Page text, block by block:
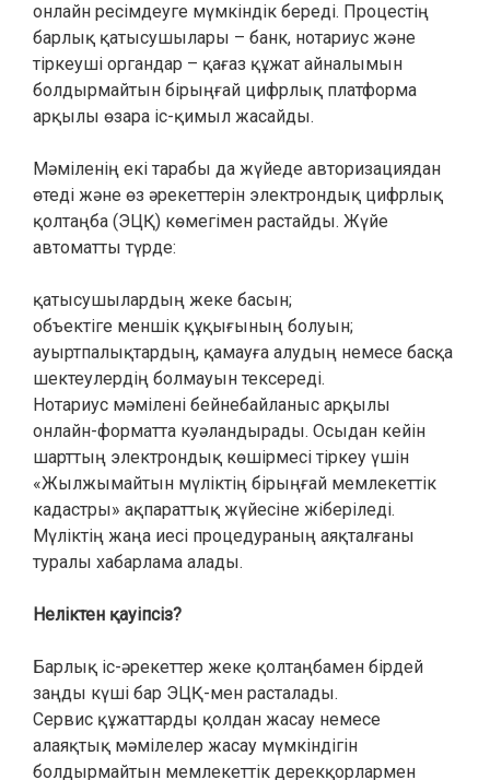
онлайн ресімдеуге мүмкіндік береді. Процестің
барлық қатысушылары – банк, нотариус және
тіркеуші органдар – қағаз құжат айналымын
болдырмайтын бірыңғай цифрлық платформа
арқылы өзара іс-қимыл жасайды.
Мәміленің екі тарабы да жүйеде авторизациядан
өтеді және өз әрекеттерін электрондық цифрлық
қолтаңба (ЭЦҚ) көмегімен растайды. Жүйе
автоматты түрде:
қатысушылардың жеке басын;
объектіге меншік құқығының болуын;
ауыртпалықтардың, қамауға алудың немесе басқа
шектеулердің болмауын тексереді.
Нотариус мәмілені бейнебайланыс арқылы
онлайн-форматта куәландырады. Осыдан кейін
шарттың электрондық көшірмесі тіркеу үшін
«Жылжымайтын мүліктің бірыңғай мемлекеттік
кадастры» ақпараттық жүйесіне жіберіледі.
Мүліктің жаңа иесі процедураның аяқталғаны
туралы хабарлама алады.
Неліктен қауіпсіз?
Барлық іс-әрекеттер жеке қолтаңбамен бірдей
заңды күші бар ЭЦҚ-мен расталады.
Сервис құжаттарды қолдан жасау немесе
алаяқтық мәмілелер жасау мүмкіндігін
болдырмайтын мемлекеттік дерекқорлармен